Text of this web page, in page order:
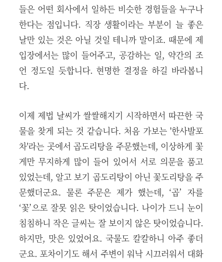
들은 어떤 회사에서 일하든 비슷한 경험들을 누구나
한다는 점입니다. 직장 생활이라는 부분이 늘 좋은
날만 있는 것은 아닐 것일 테니까 말이죠. 때문에 제
입장에서는 많이 들어주고, 공감하는 일, 약간의 조
언 정도일 듯합니다. 현명한 결정을 하길 바라봅니
다.
이제 제법 날씨가 쌀쌀해지기 시작하면서 따끈한 국
물을 찾게 되는 것 같습니다. 처음 가보는 '한사발포
차'라는 곳에서 곱도리탕을 주문했는데, 이상하게 꽃
게만 무지하게 많이 들어 있어서 서로 의문을 품고
있었는데, 알고 보기 곱도리탕이 아닌 꽃도리탕을 주
문했더군요. 물론 주문은 제가 했는데, ‘곱’ 자를
‘꽃’으로 잘못 읽은 탓이었습니다. 나이가 드니 눈이
침침하니 작은 글씨는 잘 보이지 않은 탓이었습니다.
하지만, 맛은 있었어요. 국물도 칼칼하니 아주 좋더
군요. 포차이기도 해서 주변이 워낙 시끄러워서 대화